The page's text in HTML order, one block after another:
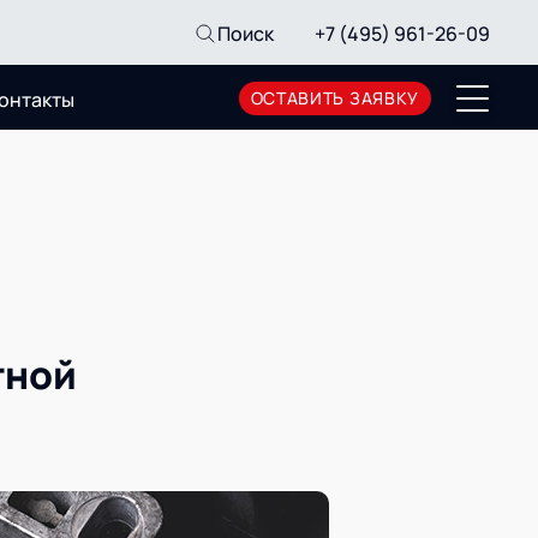
Поиск +7 (495) 961-26-09
ОСТАВИТЬ ЗАЯВКУ